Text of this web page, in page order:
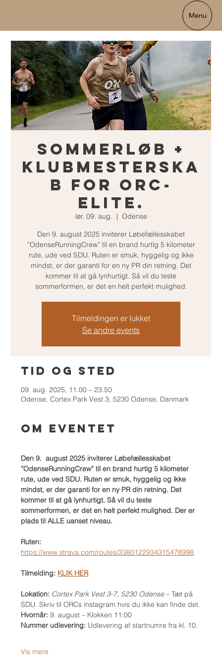
Menu
Sommerløb +
Klubmesterska
b for ORC-
Elite.
lør. 09. aug.
  |
Odense
Den 9. august 2025 inviterer Løbefællesskabet
”OdenseRunningCrew” til en brand hurtig 5 kilometer
rute, ude ved SDU. Ruten er smuk, hyggelig og ikke
mindst, er der garanti for en ny PR din retning. Det
kommer til at gå lynhurtigt. Så vil du teste
sommerformen, er det en helt perfekt mulighed.
Tilmeldingen er lukket
Se andre events
Tid og sted
09. aug. 2025, 11.00 – 23.50
Odense, Cortex Park Vest 3, 5230 Odense, Danmark
Om eventet
Den 9.  august 2025 inviterer Løbefællesskabet
”OdenseRunningCrew” til en brand hurtig 5 kilometer
rute, ude ved SDU. Ruten er smuk, hyggelig og ikke
mindst, er der garanti for en ny PR din retning. Det
kommer til at gå lynhurtigt. Så vil du teste
sommerformen, er det en helt perfekt mulighed. Der er
plads til ALLE uanset niveau.
Ruten:
https://www.strava.com/routes/3380122934315478998
Tilmelding: KLIK HER
Lokation: Cortex Park Vest 3-7, 5230 Odense – Tæt på
SDU. Skriv til ORCs instagram hvis du ikke kan finde det.
Hvornår: 9. august – Klokken 11:00
Nummer udlevering: Udlevering af startnumre fra kl. 10.
Vis mere